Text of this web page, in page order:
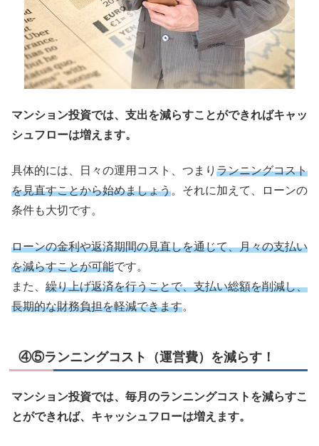
マンション投資では、支出を減らすことができればキャッ
シュフローは増えます。
具体的には、日々の運用コスト、つまり ランニングコスト
を見直すことから始めましょう。それに加えて、ローンの
条件も大切です。
ローンの金利や返済期間の見直しを通じて、月々の支払い
を減らすことが可能です。
また、 繰り上げ返済を行うことで、支払い総額を削減し、
長期的な財務負担を軽減できます。
④⑤ランニングコスト（運営費）を減らす！
マンション投資では、毎月のランニングコストを減らすこ
とができれば、キャッシュフローは増えます。